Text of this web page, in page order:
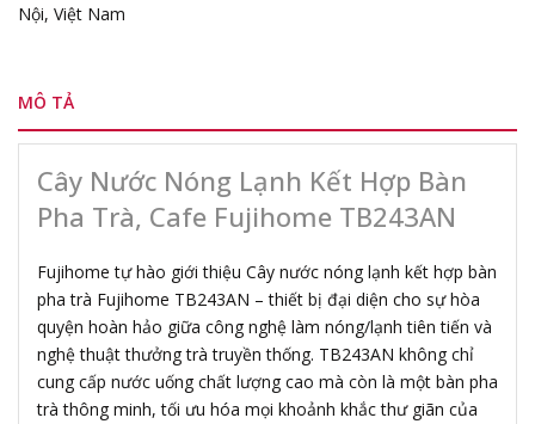
Nội, Việt Nam
MÔ TẢ
Cây Nước Nóng Lạnh Kết Hợp Bàn
Pha Trà, Cafe Fujihome TB243AN
Fujihome tự hào giới thiệu Cây nước nóng lạnh kết hợp bàn
pha trà Fujihome TB243AN – thiết bị đại diện cho sự hòa
quyện hoàn hảo giữa công nghệ làm nóng/lạnh tiên tiến và
nghệ thuật thưởng trà truyền thống. TB243AN không chỉ
cung cấp nước uống chất lượng cao mà còn là một bàn pha
trà thông minh, tối ưu hóa mọi khoảnh khắc thư giãn của